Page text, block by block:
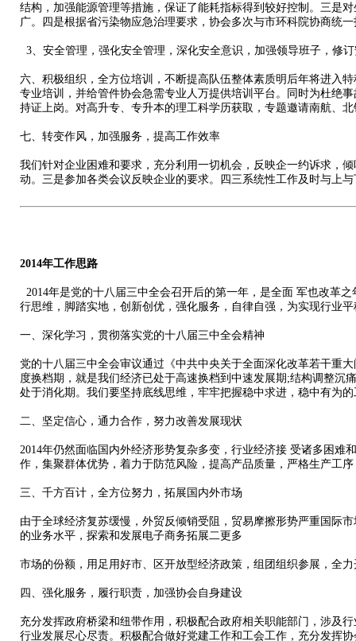
结构，加强能源管理等措施，保证了能耗指标得到较好控制。三是
广。四是根据省污染物应急治理要求，协会多次与市环科院协商统
3、安全管理，强化安全管理，深化安全意识，加强领导班子，修
六、积极组织，全方位培训，不断提高队伍整体素质明后年将进入
专业培训，并给管件协会急需专业人万提供培训平台。同时为杜绝
持证上岗。对高升专、专升本的理工科学历获取，专题邀请南航、
七、转变作风，加强服务，提高工作效率
我们针对企业困难和要求，充分利用一切机会，反映企一约诉求，
动。三是参加各类会议反映企业的要求。四三系统性工作及时与上
2014年工作思路
2014年是党的十八届三中全会召开后的第一年，是全面 军也改革
行思维，脚踏实地，创新创优，强化服务，自律自强，为实现行业
一、深化学习，贯彻落实党的十八届三中全会精神
党的十八届三中全会审议通过《中共中央关于全面深化改革若干重
度换档期，就是我们经济已处于高速换档到中速发展期;结构调整沉
处于消化期。我们要坚持底线思维，牢牢把握稳中求进，稳中有为
二、坚定信心，通力合作，努力改善发展现状
2014年仍然面临国内外经济形势复杂多变，行业经济接 受诸多困
作，集聚群体优势，着力于防范风险，提高产品质量，严格生产工
三、千方百计，全方位努力，拓展国内外市场
由于全球经济复苏缓慢，外贸反倾销受阻，贸易摩擦形势严重国际
的业务水平，探索和发展电子商务拓展二更多
市场的份额，用足用好市、区开放型经济政策，组团组织参展，全
四、强化服务，履行职责，加强协会自身建设
充分发挥政府桥梁和纽带作用，积极配合政府相关职能部门，涉及
行业发展尽心尽责。积极配合做好党建工作和工会工作，充分发挥